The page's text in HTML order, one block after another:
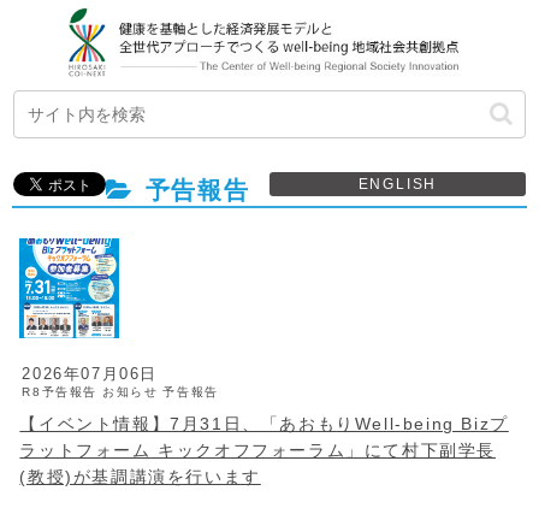
ENGLISH
予告報告
2026年07月06日
R8予告報告 お知らせ 予告報告
【イベント情報】7月31日、「あおもりWell-being Bizプ
ラットフォーム キックオフフォーラム」にて村下副学長
(教授)が基調講演を行います